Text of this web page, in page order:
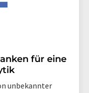
für eine
unbekannter